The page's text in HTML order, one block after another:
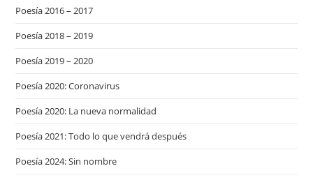
Poesía 2016 – 2017
Poesía 2018 – 2019
Poesía 2019 – 2020
Poesía 2020: Coronavirus
Poesía 2020: La nueva normalidad
Poesía 2021: Todo lo que vendrá después
Poesía 2024: Sin nombre